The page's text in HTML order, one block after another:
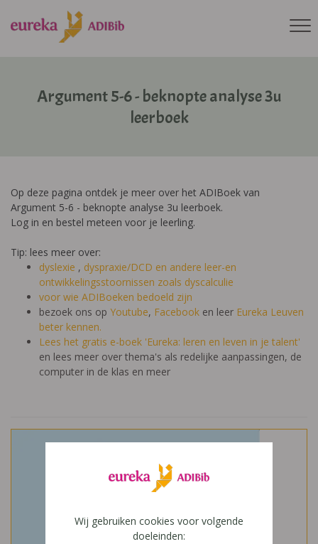
Argument 5-6 - beknopte analyse 3u
leerboek
Op deze pagina ontdek je meer over het ADIBoek van
Argument 5-6 - beknopte analyse 3u leerboek.
Log in en bestel meteen voor je leerling.
Tip: lees meer over:
dyslexie , dyspraxie/DCD en andere leer-en
ontwikkelingsstoornissen zoals dyscalculie
voor wie ADIBoeken bedoeld zijn
bezoek ons op Youtube, Facebook en leer Eureka Leuven
beter kennen.
Lees het gratis e-boek 'Eureka: leren en leven in je talent'
en lees meer over thema's als redelijke aanpassingen, de
computer in de klas en meer
Wij gebruiken cookies voor volgende
doeleinden: